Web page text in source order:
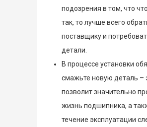
подозрения в том, что
так, то лучше всего
поставщику и
детали.
В процессе установки
смажьте новую деталь –
позволит значительно
жизнь подшипника, а
течение эксплуатации